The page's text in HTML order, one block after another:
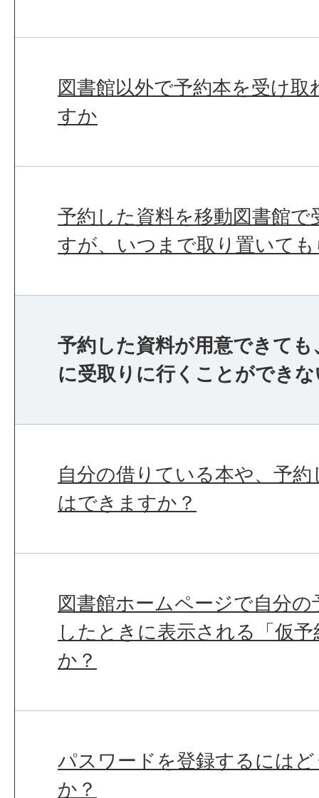
図書館以外で予約本を受け
すか
予約した資料を移動図書館
すが、いつまで取り置いて
予約した資料が用意できて
に受取りに行くことができ
自分の借りている本や、予
はできますか？
図書館ホームページで自分
したときに表示される「仮
か？
パスワードを登録するには
か？